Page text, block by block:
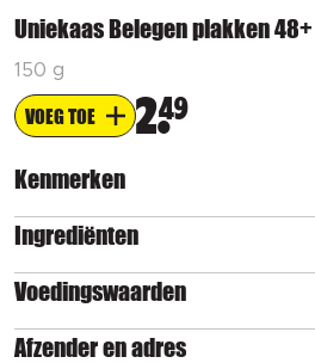
Uniekaas Belegen plakken 48+
150 g
VOEG TOE 249
Kenmerken
Ingrediënten
Voedingswaarden
Afzender en adres